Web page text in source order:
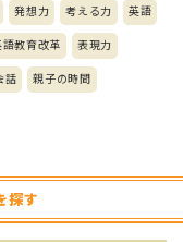
発想力 考える力 英語
語教育改革 表現力
話 親子の時間
探す